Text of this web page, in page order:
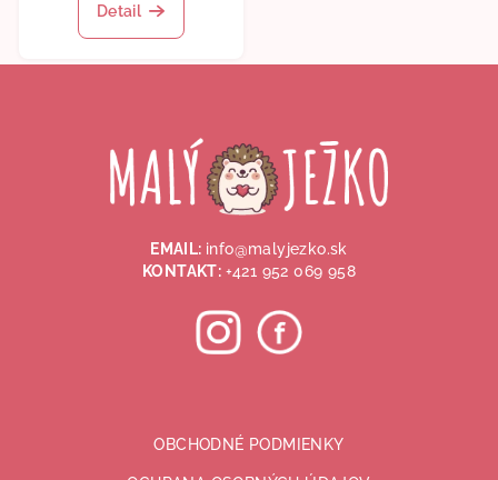
Detail
EMAIL: info@malyjezko.sk
KONTAKT: +421 952 069 958
OBCHODNÉ PODMIENKY